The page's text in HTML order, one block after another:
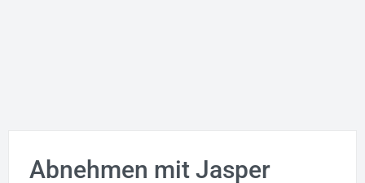
Abnehmen mit Jasper